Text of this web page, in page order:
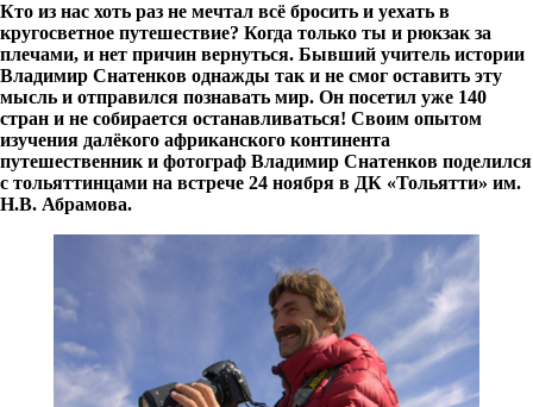
Кто из нас хоть раз не мечтал всё бросить и уехать в
кругосветное путешествие? Когда только ты и рюкзак за
плечами, и нет причин вернуться. Бывший учитель истории
Владимир Снатенков однажды так и не смог оставить эту
мысль и отправился познавать мир. Он посетил уже 140
стран и не собирается останавливаться! Своим опытом
изучения далёкого африканского континента
путешественник и фотограф Владимир Снатенков поделился
с тольяттинцами на встрече 24 ноября в ДК «Тольятти» им.
Н.В. Абрамова.